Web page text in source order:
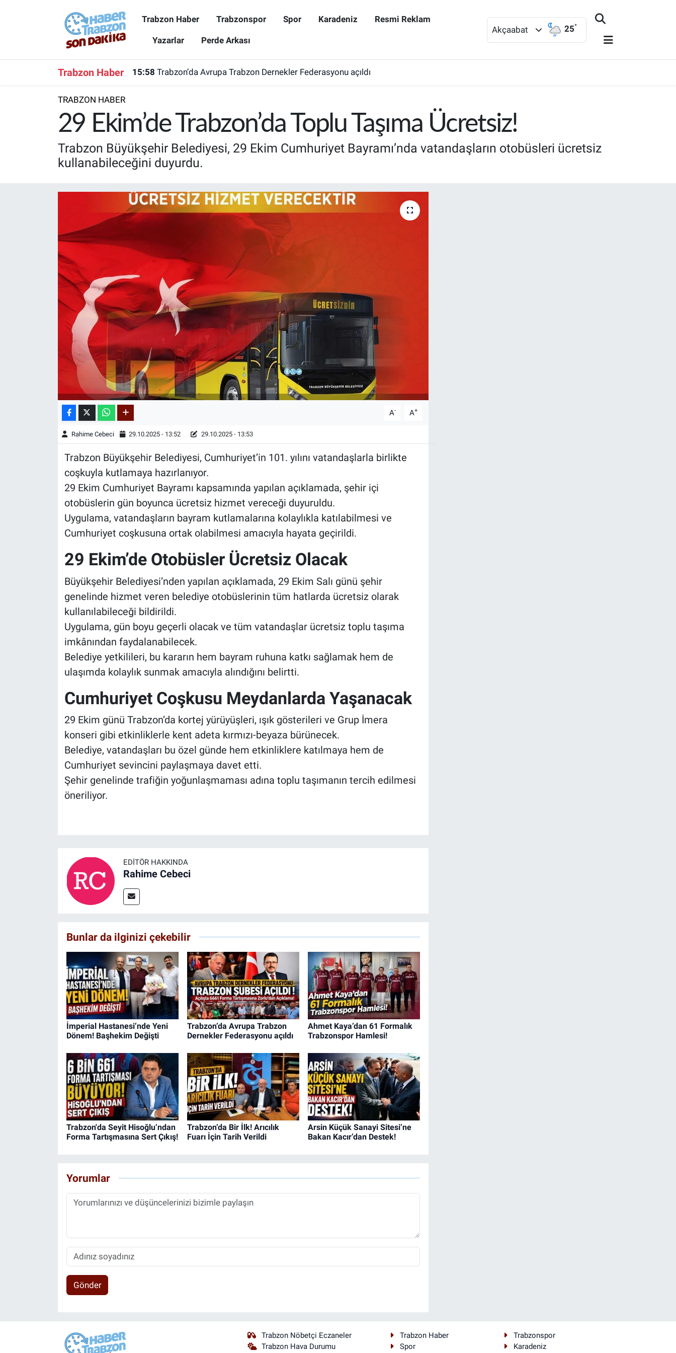
Trabzon Haber Trabzonspor Spor Karadeniz Resmi Reklam
Yazarlar Perde Arkası
Akçaabat 25°
Trabzon Haber 15:58 Trabzon’da Avrupa Trabzon Dernekler Federasyonu açıldı
TRABZON HABER
29 Ekim’de Trabzon’da Toplu Taşıma Ücretsiz!
Trabzon Büyükşehir Belediyesi, 29 Ekim Cumhuriyet Bayramı’nda vatandaşların otobüsleri ücretsiz
kullanabileceğini duyurdu.
A- A+
Rahime Cebeci 29.10.2025 - 13:52 29.10.2025 - 13:53
Trabzon Büyükşehir Belediyesi, Cumhuriyet’in 101. yılını vatandaşlarla birlikte
coşkuyla kutlamaya hazırlanıyor.
29 Ekim Cumhuriyet Bayramı kapsamında yapılan açıklamada, şehir içi
otobüslerin gün boyunca ücretsiz hizmet vereceği duyuruldu.
Uygulama, vatandaşların bayram kutlamalarına kolaylıkla katılabilmesi ve
Cumhuriyet coşkusuna ortak olabilmesi amacıyla hayata geçirildi.
29 Ekim’de Otobüsler Ücretsiz Olacak
Büyükşehir Belediyesi’nden yapılan açıklamada, 29 Ekim Salı günü şehir
genelinde hizmet veren belediye otobüslerinin tüm hatlarda ücretsiz olarak
kullanılabileceği bildirildi.
Uygulama, gün boyu geçerli olacak ve tüm vatandaşlar ücretsiz toplu taşıma
imkânından faydalanabilecek.
Belediye yetkilileri, bu kararın hem bayram ruhuna katkı sağlamak hem de
ulaşımda kolaylık sunmak amacıyla alındığını belirtti.
Cumhuriyet Coşkusu Meydanlarda Yaşanacak
29 Ekim günü Trabzon’da kortej yürüyüşleri, ışık gösterileri ve Grup İmera
konseri gibi etkinliklerle kent adeta kırmızı-beyaza bürünecek.
Belediye, vatandaşları bu özel günde hem etkinliklere katılmaya hem de
Cumhuriyet sevincini paylaşmaya davet etti.
Şehir genelinde trafiğin yoğunlaşmaması adına toplu taşımanın tercih edilmesi
öneriliyor.
EDITÖR HAKKINDA
Rahime Cebeci
Bunlar da ilginizi çekebilir
İmperial Hastanesi’nde Yeni
Dönem! Başhekim Değişti
Trabzon’da Avrupa Trabzon
Dernekler Federasyonu açıldı
Ahmet Kaya’dan 61 Formalık
Trabzonspor Hamlesi!
Trabzon'da Seyit Hisoğlu’ndan
Forma Tartışmasına Sert Çıkış!
Trabzon’da Bir İlk! Arıcılık
Fuarı İçin Tarih Verildi
Arsin Küçük Sanayi Sitesi’ne
Bakan Kacır’dan Destek!
Yorumlar
Gönder
Trabzon Nöbetçi Eczaneler
Trabzon Hava Durumu
Trabzon Haber
Trabzonspor
Spor
Karadeniz
Trabzon Haber
Karadeniz
Resmi Reklam
Yazarlar
Perde Arkası
Trabzon Nöbetçi Eczaneler
Trabzon Trafik Yoğunluk Haritası
Süper Lig Puan Durumu ve Fikstür
Tüm Manşetler
Son Dakika Haberleri